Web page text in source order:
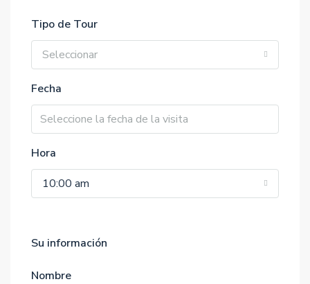
Tipo de Tour
Seleccionar
Fecha
Hora
10:00 am
Su información
Nombre